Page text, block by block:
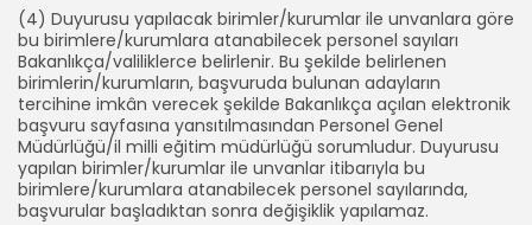
(4) Duyurusu yapılacak birimler/kurumlar ile unvanlara göre
bu birimlere/kurumlara atanabilecek personel sayıları
Bakanlıkça/valiliklerce belirlenir. Bu şekilde belirlenen
birimlerin/kurumların, başvuruda bulunan adayların
tercihine imkân verecek şekilde Bakanlıkça açılan elektronik
başvuru sayfasına yansıtılmasından Personel Genel
Müdürlüğü/il milli eğitim müdürlüğü sorumludur. Duyurusu
yapılan birimler/kurumlar ile unvanlar itibarıyla bu
birimlere/kurumlara atanabilecek personel sayılarında,
başvurular başladıktan sonra değişiklik yapılamaz.